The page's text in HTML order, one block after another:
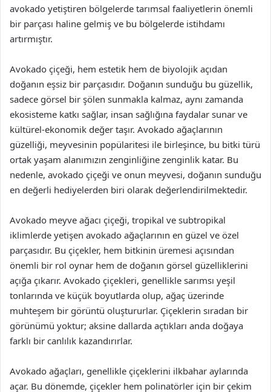
avokado yetiştiren bölgelerde tarımsal faaliyetlerin önemli
bir parçası haline gelmiş ve bu bölgelerde istihdamı
artırmıştır.
Avokado çiçeği, hem estetik hem de biyolojik açıdan
doğanın eşsiz bir parçasıdır. Doğanın sunduğu bu güzellik,
sadece görsel bir şölen sunmakla kalmaz, aynı zamanda
ekosisteme katkı sağlar, insan sağlığına faydalar sunar ve
kültürel-ekonomik değer taşır. Avokado ağaçlarının
güzelliği, meyvesinin popülaritesi ile birleşince, bu bitki türü
ortak yaşam alanımızın zenginliğine zenginlik katar. Bu
nedenle, avokado çiçeği ve onun meyvesi, doğanın sunduğu
en değerli hediyelerden biri olarak değerlendirilmektedir.
Avokado meyve ağacı çiçeği, tropikal ve subtropikal
iklimlerde yetişen avokado ağaçlarının en güzel ve özel
parçasıdır. Bu çiçekler, hem bitkinin üremesi açısından
önemli bir rol oynar hem de doğanın görsel güzelliklerini
açığa çıkarır. Avokado çiçekleri, genellikle sarımsı yeşil
tonlarında ve küçük boyutlarda olup, ağaç üzerinde
muhteşem bir görüntü oluştururlar. Çiçeklerin sıradan bir
görünümü yoktur; aksine dallarda açtıkları anda doğaya
farklı bir canlılık kazandırırlar.
Avokado ağaçları, genellikle çiçeklerini ilkbahar aylarında
açar. Bu dönemde, çiçekler hem polinatörler için bir çekim